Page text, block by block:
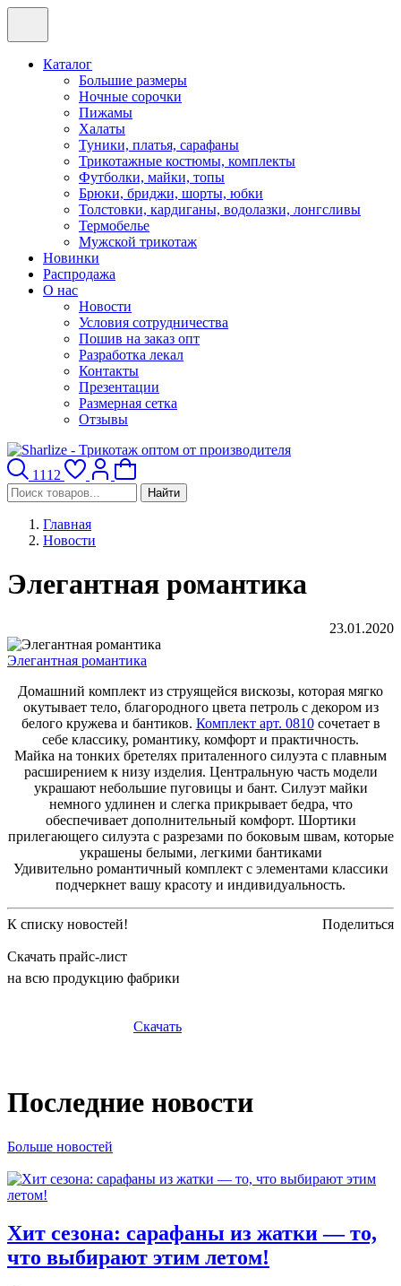
Каталог
Большие размеры
Ночные сорочки
Пижамы
Халаты
Туники, платья, сарафаны
Трикотажные костюмы, комплекты
Футболки, майки, топы
Брюки, бриджи, шорты, юбки
Толстовки, кардиганы, водолазки, лонгсливы
Термобелье
Мужской трикотаж
Новинки
Распродажа
О нас
Новости
Условия сотрудничества
Пошив на заказ опт
Разработка лекал
Контакты
Презентации
Размерная сетка
Отзывы
1112
Найти
Главная
Новости
Элегантная романтика
23.01.2020
Элегантная романтика
Домашний комплект из струящейся вискозы, которая мягко
окутывает тело, благородного цвета петроль с декором из
белого кружева и бантиков. Комплект арт. 0810сочетает в
себе классику, романтику, комфорт и практичность.
Майка на тонких бретелях приталенного силуэта с плавным
расширением к низу изделия. Центральную часть модели
украшают небольшие пуговицы и бант. Силуэт майки
немного удлинен и слегка прикрывает бедра, что
обеспечивает дополнительный комфорт. Шортики
прилегающего силуэта с разрезами по боковым швам, которые
украшены белыми, легкими бантиками
Удивительно романтичный комплект с элементами классики
подчеркнет вашу красоту и индивидуальность.
К списку новостей! Поделиться
Скачать прайс-лист
на всю продукцию фабрики
Скачать
Последние новости
Больше новостей
Хит сезона: сарафаны из жатки — то,
что выбирают этим летом!